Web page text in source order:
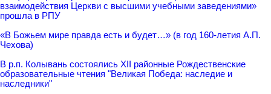
взаимодействия Церкви с высшими учебными заведениями»
прошла в РПУ
«В Божьем мире правда есть и будет…» (в год 160-летия А.П.
Чехова)
В р.п. Колывань состоялись XII районные Рождественские
образовательные чтения "Великая Победа: наследие и
наследники"